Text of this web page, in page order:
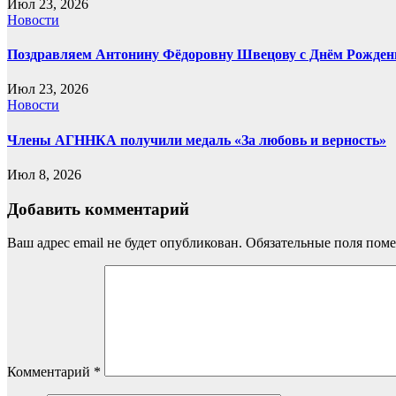
Июл 23, 2026
Новости
Поздравляем Антонину Фёдоровну Швецову с Днём
Июл 23, 2026
Новости
Члены АГННКА получили медаль «За любовь и верность»
Июл 8, 2026
Добавить комментарий
Ваш адрес email не будет опубликован. Обязательные поля
Комментарий *